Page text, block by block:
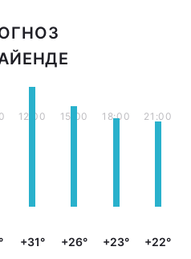
12:00
+31°
15:00
+26°
18:00
+23°
21:00
+22°